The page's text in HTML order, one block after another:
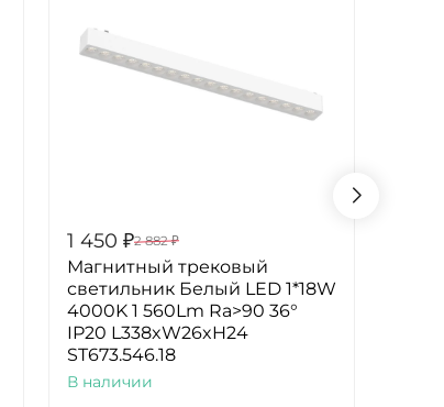
1 450 ₽2 882 ₽
Магнитный трековый
светильник Белый LED 1*18W
4000K 1 560Lm Ra>90 36°
IP20 L338xW26xH24
ST673.546.18
В наличии